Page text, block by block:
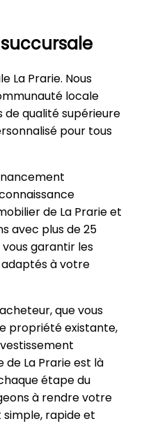
La Prarie. Nous
locale
de qualité supérieure
pour tous
de La Prarie et
avec plus de 25
garantir les
à votre
que vous
propriété existante,
La Prarie est là
étape du
à rendre votre
rapide et